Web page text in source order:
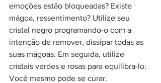
emoções estão bloqueadas? Existe
mágoa, ressentimento? Utilize seu
cristal negro programando-o com a
intenção de remover, dissipar todas as
suas mágoas. Em seguida, utilize
cristais verdes e rosas para equilibra-lo.
Você mesmo pode se curar.